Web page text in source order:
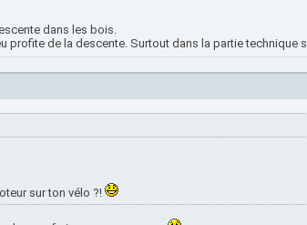
dans les bois.
profite de la descente. Surtout dans la partie technique
sur ton vélo ?!